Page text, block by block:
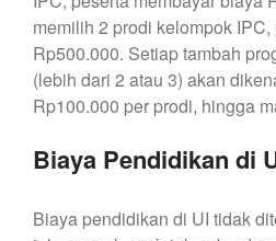
memilih 2 prodi kelompok
Rp500.000. Setiap tambah
(lebih dari 2 atau 3) akan
Rp100.000 per prodi, hingga
Biaya Pendidikan di
Biaya pendidikan di UI tidak